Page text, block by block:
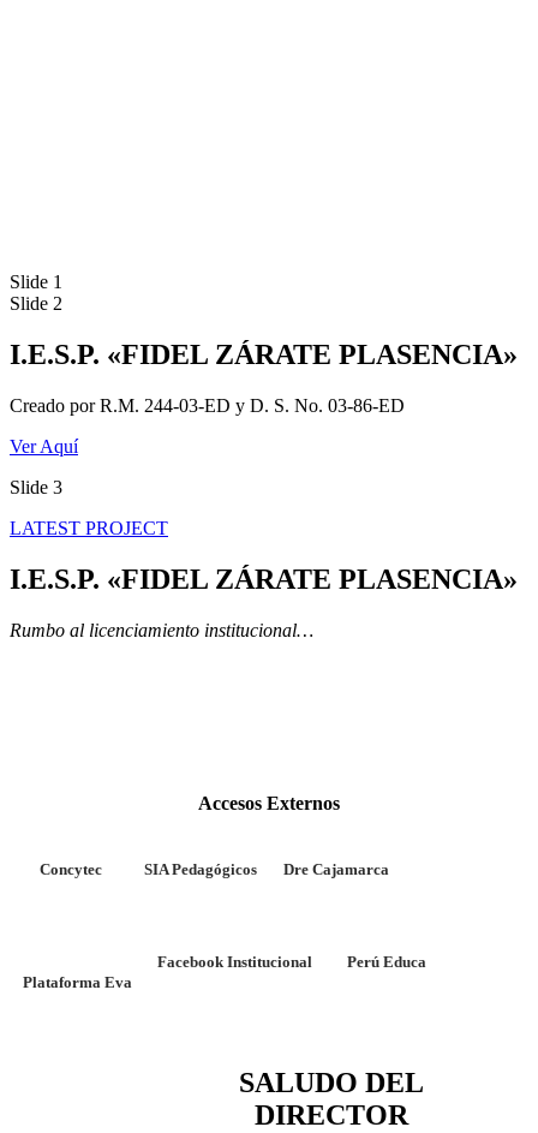
Slide 1
Slide 2
I.E.S.P. «FIDEL ZÁRATE PLASENCIA»
Creado por R.M. 244-03-ED y D. S. No. 03-86-ED
Ver Aquí
Slide 3
LATEST PROJECT
I.E.S.P. «FIDEL ZÁRATE PLASENCIA»
Rumbo al licenciamiento institucional…
Accesos Externos
Concytec SIA Pedagógicos Dre Cajamarca
Plataforma Eva
Facebook Institucional Perú Educa
SALUDO DEL
DIRECTOR